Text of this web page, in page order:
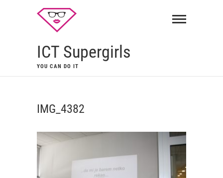
ICT Supergirls
YOU CAN DO IT
IMG_4382